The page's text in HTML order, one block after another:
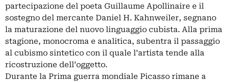
partecipazione del poeta Guillaume Apollinaire e il
sostegno del mercante Daniel H. Kahnweiler, segnano
la maturazione del nuovo linguaggio cubista. Alla prima
stagione, monocroma e analitica, subentra il passaggio
al cubismo sintetico con il quale l’artista tende alla
ricostruzione dell’oggetto.
Durante la Prima guerra mondiale Picasso rimane a